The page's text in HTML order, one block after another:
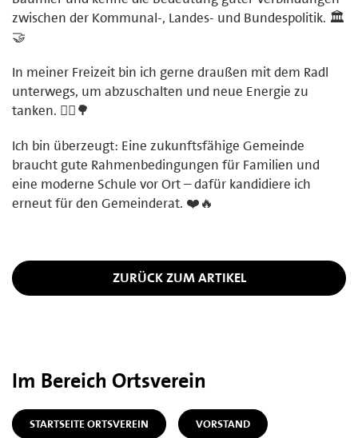
zwischen der Kommunal-, Landes- und Bundespolitik. 🏛️
🤝
In meiner Freizeit bin ich gerne draußen mit dem Radl
unterwegs, um abzuschalten und neue Energie zu
tanken. 🚴‍♂️🌳
Ich bin überzeugt: Eine zukunftsfähige Gemeinde
braucht gute Rahmenbedingungen für Familien und
eine moderne Schule vor Ort – dafür kandidiere ich
erneut für den Gemeinderat. ❤️🔥
ZURÜCK ZUM ARTIKEL
Im Bereich Ortsverein
STARTSEITE ORTSVEREIN VORSTAND